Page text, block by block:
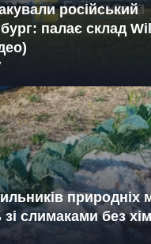
російський
палає склад
природніх
слимаками без